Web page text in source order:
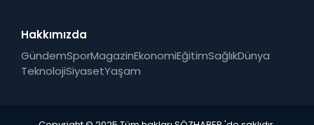
Hakkımızda
GündemSporMagazinEkonomiEğitimSağlıkDünya
TeknolojiSiyasetYaşam